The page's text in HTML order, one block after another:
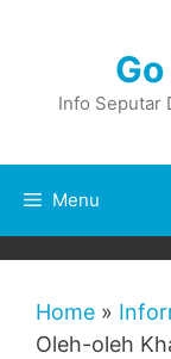
Info Seputar
Menu
Home »
Oleh-oleh